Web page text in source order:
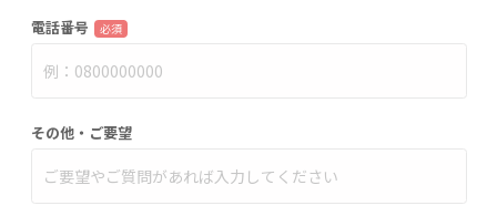
電話番号 必須
その他・ご要望